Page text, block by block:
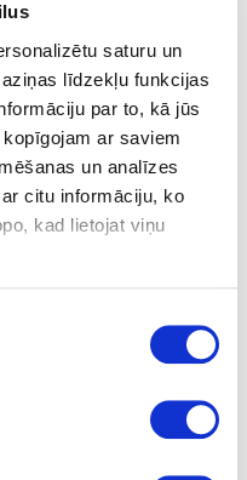
saturu un
līdzekļu funkcijas
par to, kā jūs
ar saviem
un analīzes
citu informāciju, ko
kad lietojat viņu